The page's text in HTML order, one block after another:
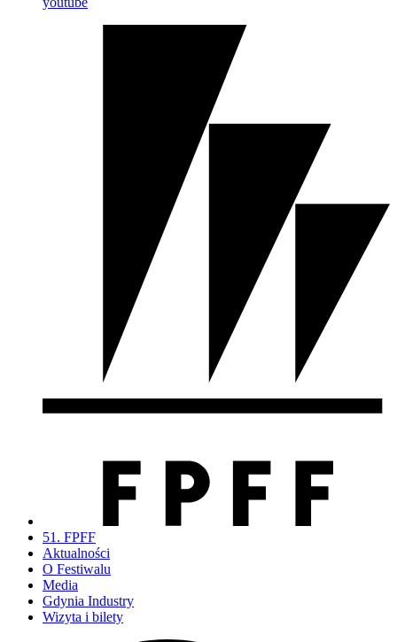
51. FPFF
Aktualności
O Festiwalu
Media
Gdynia Industry
Wizyta i bilety